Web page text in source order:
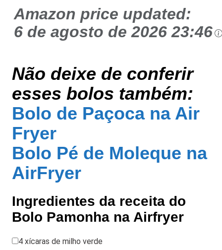
Amazon price updated:
6 de agosto de 2026 23:46
Não deixe de conferir
esses bolos também:
Bolo de Paçoca na Air
Fryer
Bolo Pé de Moleque na
AirFryer
Ingredientes da receita do
Bolo Pamonha na Airfryer
4 xícaras de milho verde